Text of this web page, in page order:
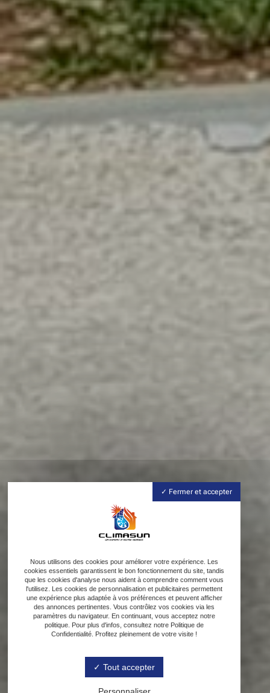
Fermer et accepter
Nous utilisons des cookies pour améliorer votre expérience. Les
cookies essentiels garantissent le bon fonctionnement du site, tandis
que les cookies d'analyse nous aident à comprendre comment vous
l'utilisez. Les cookies de personnalisation et publicitaires permettent
une expérience plus adaptée à vos préférences et peuvent afficher
des annonces pertinentes. Vous contrôlez vos cookies via les
paramètres du navigateur. En continuant, vous acceptez notre
politique. Pour plus d'infos, consultez notre Politique de
Confidentialité. Profitez pleinement de votre visite !
Tout accepter